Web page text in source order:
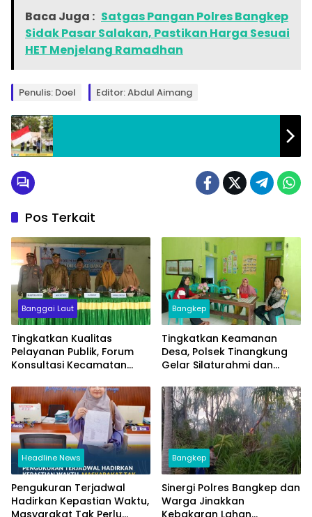
Baca Juga : Satgas Pangan Polres Bangkep
Sidak Pasar Salakan, Pastikan Harga Sesuai
HET Menjelang Ramadhan
Penulis: Doel Editor: Abdul Aimang
Pos Terkait
Banggai Laut
Tingkatkan Kualitas
Pelayanan Publik, Forum
Konsultasi Kecamatan
Bersama
Bangkep
Tingkatkan Keamanan
Desa, Polsek Tinangkung
Gelar Silaturahmi dan
Saiyong
Headline News
Pengukuran Terjadwal
Hadirkan Kepastian Waktu,
Masyarakat Tak Perlu
Bangkep
Sinergi Polres Bangkep dan
Warga Jinakkan
Kebakaran Lahan